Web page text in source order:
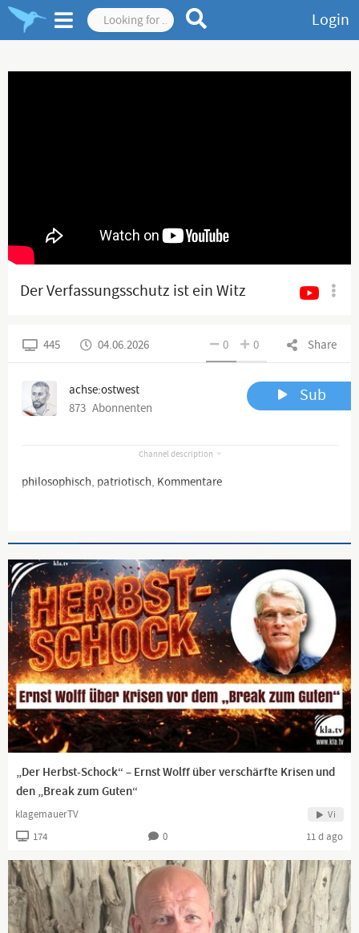
Login
Der Verfassungsschutz ist ein Witz
Share
0 0
445 04.06.2026
achse:ostwest
873 Abonnenten
Sub
Channel description
philosophisch, patriotisch, Kommentare
„Der Herbst-Schock“ – Ernst Wolff über verschärfte Krisen und
den „Break zum Guten“
klagemauerTV Vi
174 0 11 d ago